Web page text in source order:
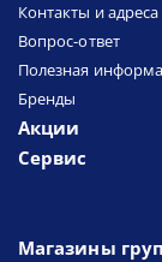
Контакты и
Вопрос-ответ
Полезная
Бренды
Акции
Сервис
Магазины